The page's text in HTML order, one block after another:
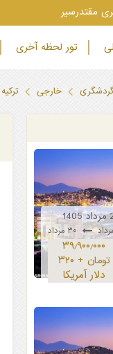
مقتدرسیر
تور لحظه آخری
خارجی ترکیه
۳۹٫۹۰۰٫۰۰۰
تومان + ۳۲۰
دلار آمریکا